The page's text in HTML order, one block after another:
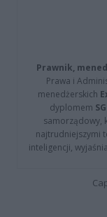
Prawnik,
Prawa i
menedżerskich
dyplomem
samorządowy,
najtrudniejszymi
inteligencji,